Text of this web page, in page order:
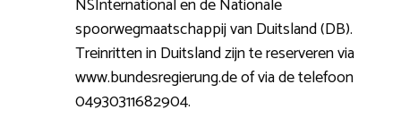
spoorwegmaatschappij van Duitsland (DB).
Treinritten in Duitsland zijn te reserveren via
www.bundesregierung.de of via de telefoon
04930311682904.